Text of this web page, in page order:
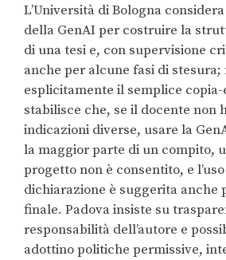
L’Università di Bologna
della GenAI per costruire la
di una tesi e, con supervisione
anche per alcune fasi di stesura;
esplicitamente il semplice
stabilisce che, se il docente non
indicazioni diverse, usare la
la maggior parte di un compito,
progetto non è consentito, e
dichiarazione è suggerita anche
finale. Padova insiste su
responsabilità dell’autore e
adottino politiche permissive,